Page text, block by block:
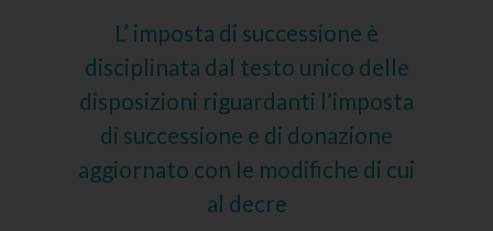
L’ imposta di successione è
disciplinata dal testo unico delle
disposizioni riguardanti l’imposta
di successione e di donazione
aggiornato con le modifiche di cui
al decre